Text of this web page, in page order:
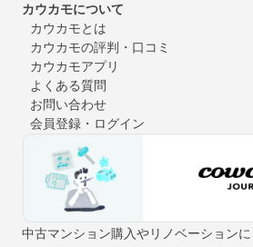
カウカモについて
カウカモとは
カウカモの評判・口コミ
カウカモアプリ
よくある質問
お問い合わせ
会員登録・ログイン
中古マンション購入やリノベーション